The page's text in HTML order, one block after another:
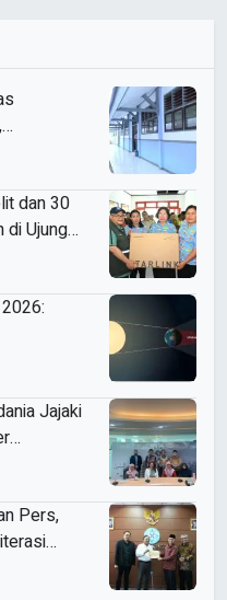
dan 30
di Ujung
Jajaki
Pers,